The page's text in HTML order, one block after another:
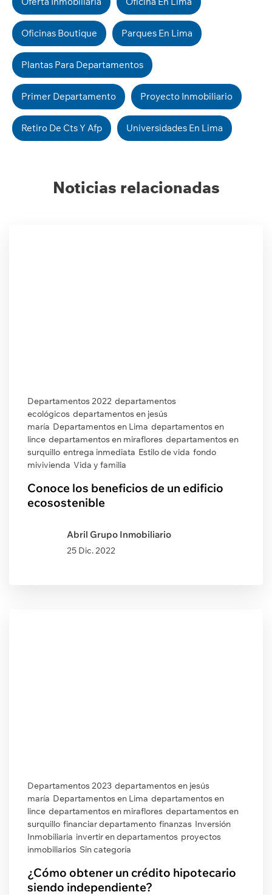
Oficinas Boutique Parques En Lima
Plantas Para Departamentos
Primer Departamento Proyecto Inmobiliario
Retiro De Cts Y Afp Universidades En Lima
Noticias relacionadas
Departamentos 2022 departamentos
ecológicos departamentos en jesús
maría Departamentos en Lima departamentos en
lince departamentos en miraflores departamentos en
surquillo entrega inmediata Estilo de vida fondo
mivivienda Vida y familia
Conoce los beneficios de un edificio
ecosostenible
Abril Grupo Inmobiliario
25 Dic. 2022
Departamentos 2023 departamentos en jesús
maría Departamentos en Lima departamentos en
lince departamentos en miraflores departamentos en
surquillo financiar departamento finanzas Inversión
Inmobiliaria invertir en departamentos proyectos
inmobiliarios Sin categoría
¿Cómo obtener un crédito hipotecario
siendo independiente?